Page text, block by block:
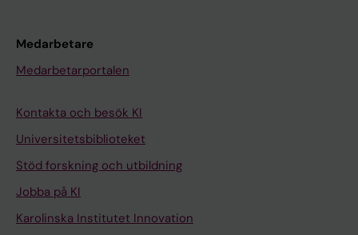
Medarbetare
Medarbetarportalen
Kontakta och besök KI
Universitetsbiblioteket
Stöd forskning och utbildning
Jobba på KI
Karolinska Institutet Innovation